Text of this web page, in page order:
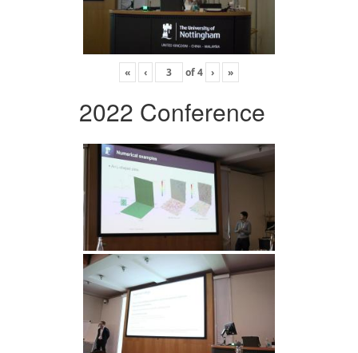
« ‹ of4 › »
2022 Conference